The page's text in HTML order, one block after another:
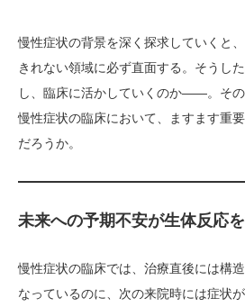
慢性症状の背景を深く探求していくと
きれない領域に必ず直面する。そうし
し、臨床に活かしていくのか――。そ
慢性症状の臨床において、ますます重
だろうか。
未来への予期不安が生体反応
慢性症状の臨床では、治療直後には構
なっているのに、次の来院時には症状